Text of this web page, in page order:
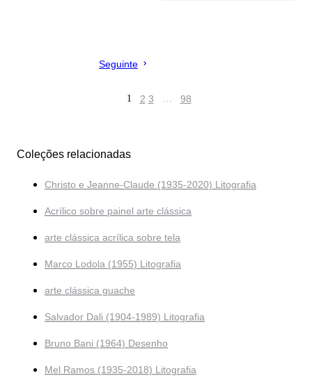
Seguinte
1 2 3 … 98
Coleções relacionadas
Christo e Jeanne-Claude (1935-2020) Litografia
Acrílico sobre painel arte clássica
arte clássica acrílica sobre tela
Marco Lodola (1955) Litografia
arte clássica guache
Salvador Dali (1904-1989) Litografia
Bruno Bani (1964) Desenho
Mel Ramos (1935-2018) Litografia